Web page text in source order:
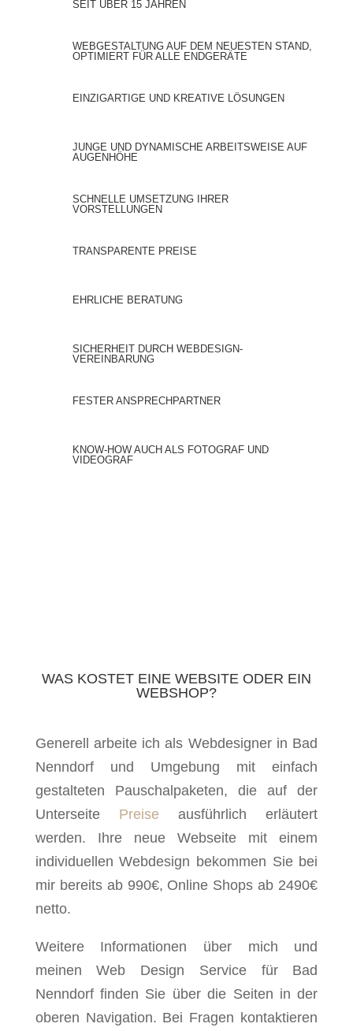
SEIT ÜBER 15 JAHREN
WEBGESTALTUNG AUF DEM NEUESTEN STAND,
OPTIMIERT FÜR ALLE ENDGERÄTE
EINZIGARTIGE UND KREATIVE LÖSUNGEN
JUNGE UND DYNAMISCHE ARBEITSWEISE AUF
AUGENHÖHE
SCHNELLE UMSETZUNG IHRER
VORSTELLUNGEN
TRANSPARENTE PREISE
EHRLICHE BERATUNG
SICHERHEIT DURCH WEBDESIGN-
VEREINBARUNG
FESTER ANSPRECHPARTNER
KNOW-HOW AUCH ALS FOTOGRAF UND
VIDEOGRAF
WAS KOSTET EINE WEBSITE ODER EIN
WEBSHOP?
Generell arbeite ich als Webdesigner in Bad
Nenndorf und Umgebung mit einfach
gestalteten Pauschalpaketen, die auf der
Unterseite Preise ausführlich erläutert
werden. Ihre neue Webseite mit einem
individuellen Webdesign bekommen Sie bei
mir bereits ab 990€, Online Shops ab 2490€
netto.
Weitere Informationen über mich und
meinen Web Design Service für Bad
Nenndorf finden Sie über die Seiten in der
oberen Navigation. Bei Fragen kontaktieren